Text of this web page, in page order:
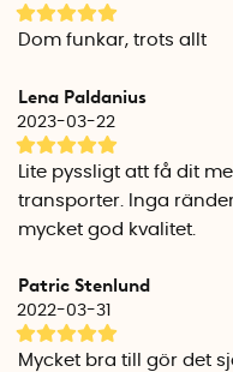
Dom funkar, trots allt
Lena Paldanius
2023-03-22
Lite pyssligt att få dit
transporter. Inga
mycket god kvalitet.
Patric Stenlund
2022-03-31
Mycket bra till gör det